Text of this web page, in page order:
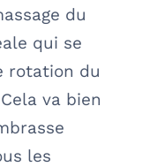
du
qui se
rotation du
va bien
les